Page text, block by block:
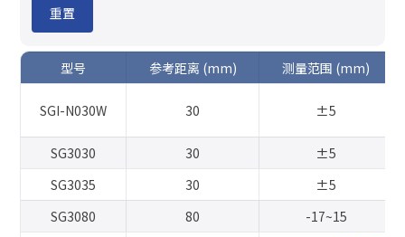
重置
型号 参考距离 (mm) 测量范围 (mm)
SGI-N030W 30 ±5
SG3030 30
±5
SG3035
30
±5
SG3080
80
-17~15
感谢您联系深视智能SSZN。
请填写下面的表格，并告诉我们如何为您提供支持。
我们重视您的反馈和咨询。 我们的团队将很快回复您。
您的问题：
调试支持
文档/CAD
其他
*您的全名 *公司名称
编辑个人信息
请在下面的表单中编辑填写您的个人资料。
*姓名
公司名称
邮箱